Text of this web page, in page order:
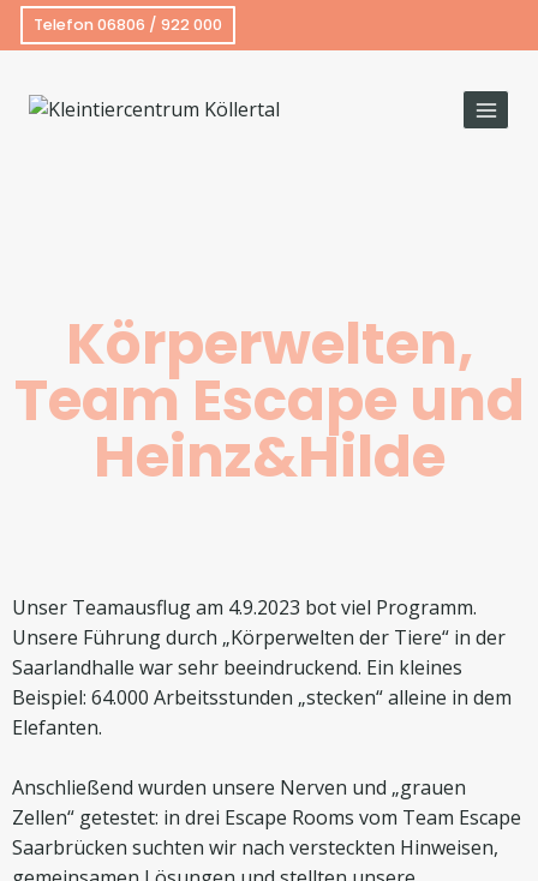
Telefon 06806 / 922 000
Körperwelten,
Team Escape und
Heinz&Hilde
Unser Teamausflug am 4.9.2023 bot viel Programm.
Unsere Führung durch „Körperwelten der Tiere“ in der
Saarlandhalle war sehr beeindruckend. Ein kleines
Beispiel: 64.000 Arbeitsstunden „stecken“ alleine in dem
Elefanten.
Anschließend wurden unsere Nerven und „grauen
Zellen“ getestet: in drei Escape Rooms vom Team Escape
Saarbrücken suchten wir nach versteckten Hinweisen,